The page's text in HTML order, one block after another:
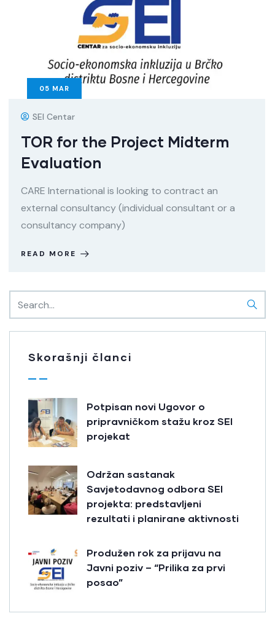
05 MAR
SEI Centar
TOR for the Project Midterm
Evaluation
CARE International is looking to contract an
external consultancy (individual consultant or a
consultancy company)
READ MORE
Skorašnji članci
Potpisan novi Ugovor o
pripravničkom stažu kroz SEI
projekat
Održan sastanak
Savjetodavnog odbora SEI
projekta: predstavljeni
rezultati i planirane aktivnosti
Produžen rok za prijavu na
Javni poziv – “Prilika za prvi
posao”